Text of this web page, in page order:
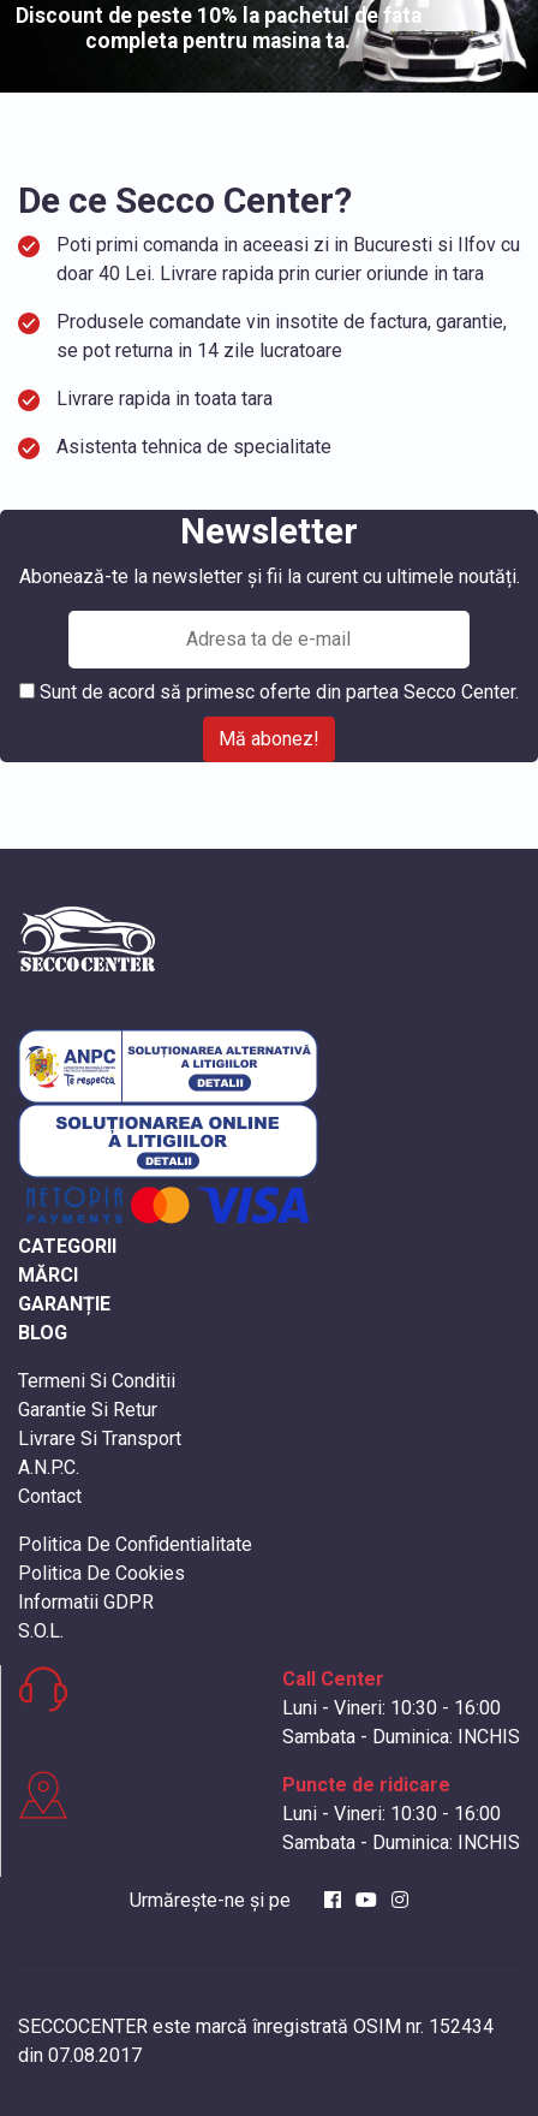
Discount de peste 10% la pachetul de fata
completa pentru masina ta.
De ce Secco Center?
Poti primi comanda in aceeasi zi in Bucuresti si Ilfov cu
doar 40 Lei. Livrare rapida prin curier oriunde in tara
Produsele comandate vin insotite de factura, garantie,
se pot returna in 14 zile lucratoare
Livrare rapida in toata tara
Asistenta tehnica de specialitate
Newsletter
Abonează-te la newsletter și fii la curent cu ultimele noutăți.
Sunt de acord să primesc oferte din partea Secco Center.
Mă abonez!
CATEGORII
MĂRCI
GARANȚIE
BLOG
Termeni Si Conditii
Garantie Si Retur
Livrare Si Transport
A.N.P.C.
Contact
Politica De Confidentialitate
Politica De Cookies
Informatii GDPR
S.O.L.
Call Center
Luni - Vineri: 10:30 - 16:00
Sambata - Duminica: INCHIS
Puncte de ridicare
Luni - Vineri: 10:30 - 16:00
Sambata - Duminica: INCHIS
Urmărește-ne și pe
SECCOCENTER este marcă înregistrată OSIM nr. 152434
din 07.08.2017